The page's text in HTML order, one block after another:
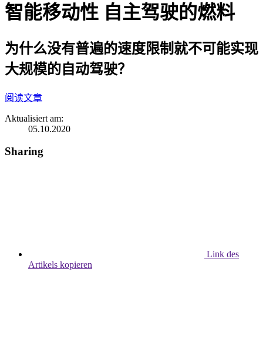
智能移动性 自主驾驶的燃料
为什么没有普遍的速度限制就不可能实现
大规模的自动驾驶？
阅读文章
Aktualisiert am:
05.10.2020
Sharing
Link des
Artikels kopieren